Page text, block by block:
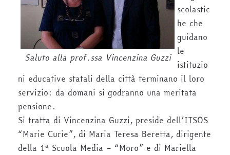
Saluto alla prof.ssa Vincenzina Guzzi
scolastic
he che
guidano
le
istituzio
ni educative statali della città terminano il loro
servizio: da domani si godranno una meritata
pensione.
Si tratta di Vincenzina Guzzi, preside dell’ITSOS
“Marie Curie”, di Maria Teresa Beretta, dirigente
della 1ª Scuola Media – “Moro” e di Mariella